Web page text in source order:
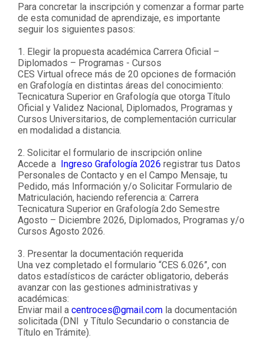
Para concretar la inscripción y comenzar a formar parte
de esta comunidad de aprendizaje, es importante
seguir los siguientes pasos:
1. Elegir la propuesta académica Carrera Oficial –
Diplomados – Programas - Cursos
CES Virtual ofrece más de 20 opciones de formación
en Grafología en distintas áreas del conocimiento:
Tecnicatura Superior en Grafología que otorga Título
Oficial y Validez Nacional, Diplomados, Programas y
Cursos Universitarios, de complementación curricular
en modalidad a distancia.
2. Solicitar el formulario de inscripción online
Accede a Ingreso Grafología 2026 registrar tus Datos
Personales de Contacto y en el Campo Mensaje, tu
Pedido, más Información y/o Solicitar Formulario de
Matriculación, haciendo referencia a: Carrera
Tecnicatura Superior en Grafología 2do Semestre
Agosto – Diciembre 2026, Diplomados, Programas y/o
Cursos Agosto 2026.
3. Presentar la documentación requerida
Una vez completado el formulario “CES 6.026”, con
datos estadísticos de carácter obligatorio, deberás
avanzar con las gestiones administrativas y
académicas:
Enviar mail a centroces@gmail.com la documentación
solicitada (DNI y Título Secundario o constancia de
Título en Trámite).